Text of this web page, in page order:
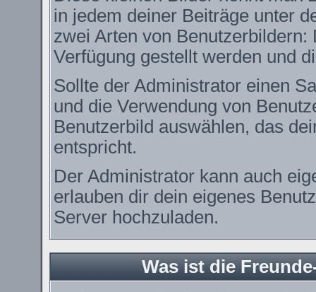
in jedem deiner Beiträge unter
zwei Arten von
Verfügung gestellt werden und
Sollte der Administrator einen
und die Verwendung von
Benutzerbild auswählen, das
entspricht.
Der Administrator kann auch
erlauben dir dein eigenes
Server hochzuladen.
Was ist die